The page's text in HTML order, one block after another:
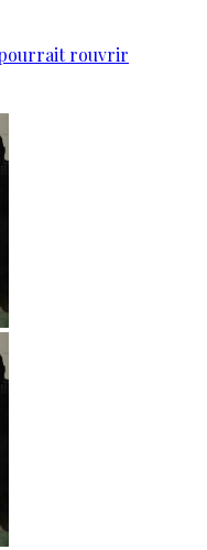
rouvrir